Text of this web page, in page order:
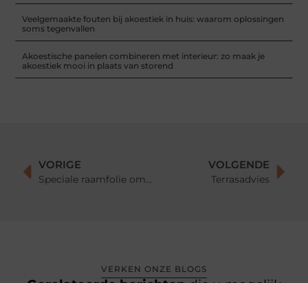
Veelgemaakte fouten bij akoestiek in huis: waarom oplossingen
soms tegenvallen
Akoestische panelen combineren met interieur: zo maak je
akoestiek mooi in plaats van storend
VORIGE
Speciale raamfolie om je huis te beschermen tegen de warme dagen
VOLGENDE
Terrasadvies
VERKEN ONZE BLOGS